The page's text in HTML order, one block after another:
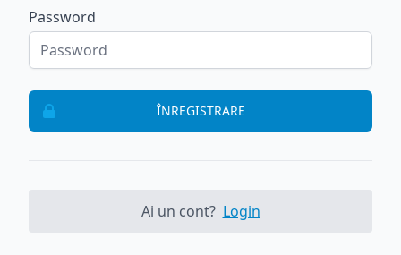
Password
ÎNREGISTRARE
Ai un cont? Login